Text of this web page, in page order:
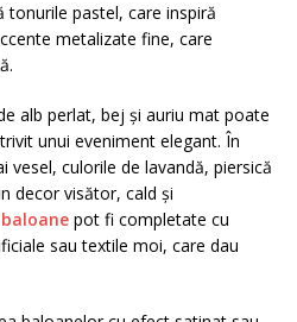
pastel, care inspiră
metalizate fine, care
alb perlat, bej și auriu mat poate
unui eveniment elegant. În
vesel, culorile de lavandă, piersică
decor visător, cald și
pot fi completate cu
sau textile moi, care dau